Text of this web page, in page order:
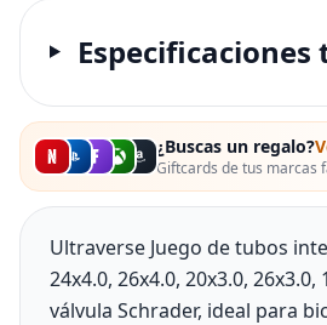
Especificaciones
¿Buscas un regalo?
Giftcards de tus marcas
Ultraverse Juego de tubos
24x4.0, 26x4.0, 20x3.0, 26x3.0,
válvula Schrader, ideal para